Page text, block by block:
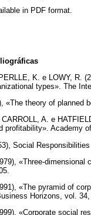
in PDF format.
K. e LOWY, R.
types». The
«The theory of planned
A. e
profitability». Academy
Social
«Three-dimensional
«The pyramid of
Horizons, vol. 34,
«Corporate social